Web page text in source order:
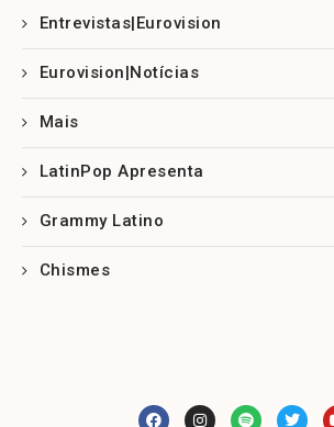
Entrevistas|Eurovision
Eurovision|Notícias
Mais
LatinPop Apresenta
Grammy Latino
Chismes